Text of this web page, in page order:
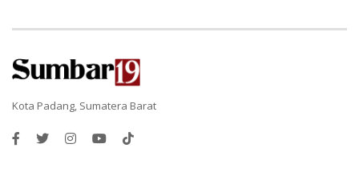
Kota Padang, Sumatera Barat